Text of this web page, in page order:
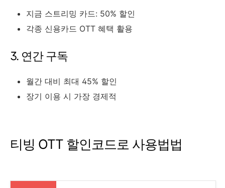
지금 스트리밍 카드: 50% 할인
각종 신용카드 OTT 혜택 활용
3. 연간 구독
월간 대비 최대 45% 할인
장기 이용 시 가장 경제적
티빙 OTT 할인코드로 사용법법